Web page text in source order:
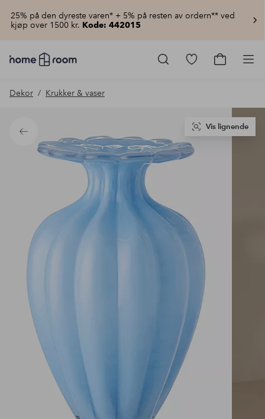
25% på den dyreste varen* + 5% på resten av ordern** ved
kjøp over 1500 kr. Kode: 442015
Homeroom
–
hjemmet
pris
Gå
Gå
Dekor Krukker & vaser
Tilbake
Vis lignende